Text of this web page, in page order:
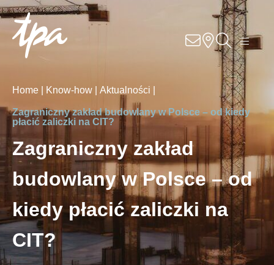
Know-how
Specjalizacje
O nas
Kariera
Lokalizacje
Kontakt
Home | Know-how | Aktualności |
Zagraniczny zakład budowlany w Polsce – od kiedy
płacić zaliczki na CIT?
Zagraniczny zakład
budowlany w Polsce – od
kiedy płacić zaliczki na
CIT?